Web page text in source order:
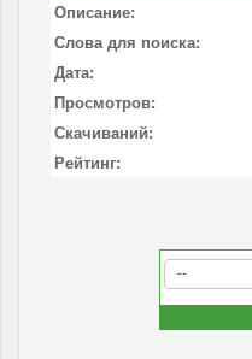
Описание:
Слова для поиска:
Дата:
Просмотров:
Скачиваний:
Рейтинг: